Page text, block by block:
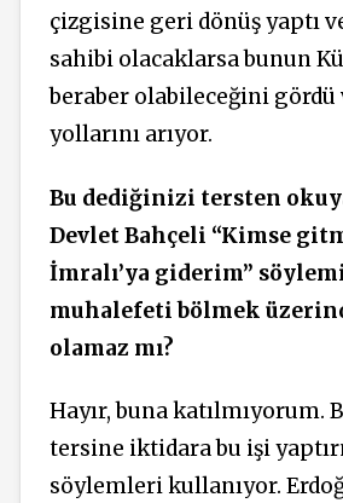
çizgisine geri dönüş yaptı
sahibi olacaklarsa bunun
beraber olabileceğini
yollarını arıyor.
Bu dediğinizi tersten
Devlet Bahçeli “Kimse
İmralı’ya giderim”
muhalefeti bölmek
olamaz mı?
Hayır, buna katılmıyorum.
tersine iktidara bu işi
söylemleri kullanıyor.